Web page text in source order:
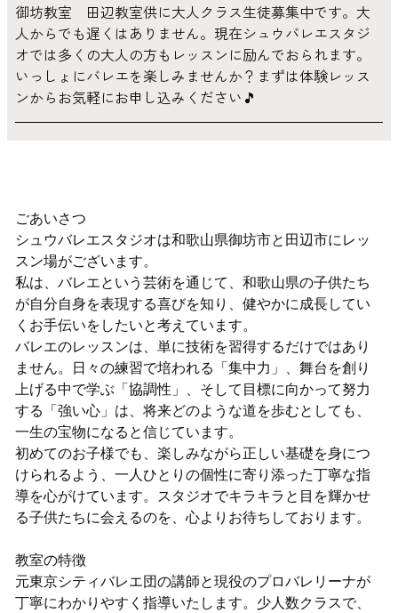
御坊教室 田辺教室供に大人クラス生徒募集中です。大
人からでも遅くはありません。現在シュウバレエスタジ
オでは多くの大人の方もレッスンに励んでおられます。
いっしょにバレエを楽しみませんか？まずは体験レッス
ンからお気軽にお申し込みください🎵
ごあいさつ
シュウバレエスタジオは和歌山県御坊市と田辺市にレッ
スン場がございます。
私は、バレエという芸術を通じて、和歌山県の子供たち
が自分自身を表現する喜びを知り、健やかに成長してい
くお手伝いをしたいと考えています。
バレエのレッスンは、単に技術を習得するだけではあり
ません。日々の練習で培われる「集中力」、舞台を創り
上げる中で学ぶ「協調性」、そして目標に向かって努力
する「強い心」は、将来どのような道を歩むとしても、
一生の宝物になると信じています。
初めてのお子様でも、楽しみながら正しい基礎を身につ
けられるよう、一人ひとりの個性に寄り添った丁寧な指
導を心がけています。スタジオでキラキラと目を輝かせ
る子供たちに会えるのを、心よりお待ちしております。
教室の特徴
元東京シティバレエ団の講師と現役のプロバレリーナが
丁寧にわかりやすく指導いたします。少人数クラスで、